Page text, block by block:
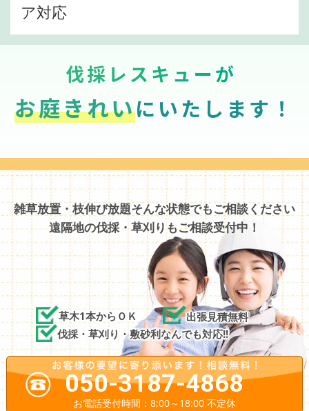
ア対応
伐採レスキューが
お庭きれいにいたします！
雑草放置・枝伸び放題そんな状態でもご相談ください
遠隔地の伐採・草刈りもご相談受付中！
草木1本からＯＫ
出張見積無料
伐採・草刈り・敷砂利なんでも対応!!
050-3187-4868
お電話受付時間：8:00～18:00 不定休